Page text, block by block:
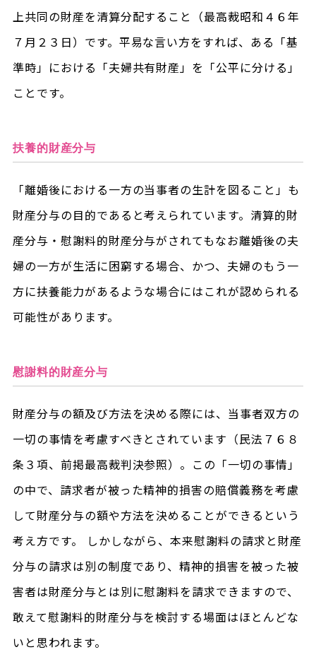
上共同の財産を清算分配すること（最高裁昭和４６年
７月２３日）です。平易な言い方をすれば、ある「基
準時」における「夫婦共有財産」を「公平に分ける」
ことです。
扶養的財産分与
「離婚後における一方の当事者の生計を図ること」も
財産分与の目的であると考えられています。清算的財
産分与・慰謝料的財産分与がされてもなお離婚後の夫
婦の一方が生活に困窮する場合、かつ、夫婦のもう一
方に扶養能力があるような場合にはこれが認められる
可能性があります。
慰謝料的財産分与
財産分与の額及び方法を決める際には、当事者双方の
一切の事情を考慮すべきとされています（民法７６８
条３項、前掲最高裁判決参照）。この「一切の事情」
の中で、請求者が被った精神的損害の賠償義務を考慮
して財産分与の額や方法を決めることができるという
考え方です。 しかしながら、本来慰謝料の請求と財産
分与の請求は別の制度であり、精神的損害を被った被
害者は財産分与とは別に慰謝料を請求できますので、
敢えて慰謝料的財産分与を検討する場面はほとんどな
いと思われます。